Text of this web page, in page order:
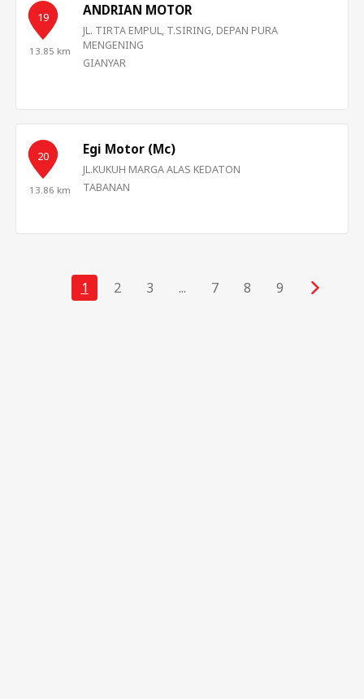
19
13.85 km
ANDRIAN MOTOR
JL. TIRTA EMPUL, T.SIRING, DEPAN PURA
MENGENING
GIANYAR
20
13.86 km
Egi Motor (Mc)
JL.KUKUH MARGA ALAS KEDATON
TABANAN
1 2 3 ... 7 8 9